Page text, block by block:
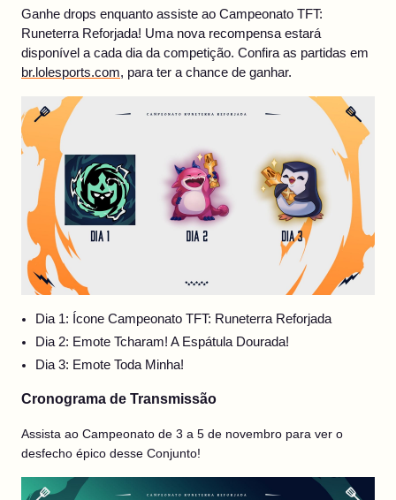
Ganhe drops enquanto assiste ao Campeonato TFT:
Runeterra Reforjada! Uma nova recompensa estará
disponível a cada dia da competição. Confira as partidas em
br.lolesports.com, para ter a chance de ganhar.
Dia 1: Ícone Campeonato TFT: Runeterra Reforjada
Dia 2: Emote Tcharam! A Espátula Dourada!
Dia 3: Emote Toda Minha!
Cronograma de Transmissão
Assista ao Campeonato de 3 a 5 de novembro para ver o
desfecho épico desse Conjunto!